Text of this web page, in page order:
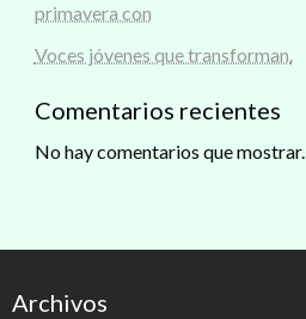
primavera con
Voces jóvenes que transforman.
Comentarios recientes
No hay comentarios que mostrar.
Archivos